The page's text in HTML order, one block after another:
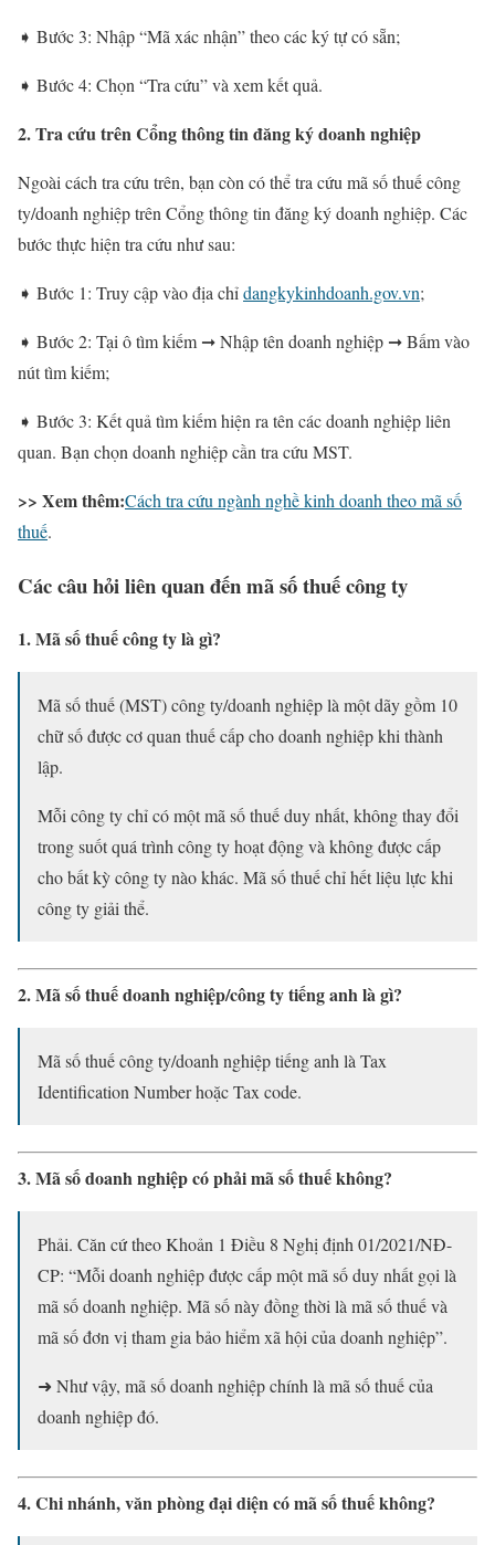
➧ Bước 3: Nhập “Mã xác nhận” theo các ký tự có sẵn;
➧ Bước 4: Chọn “Tra cứu” và xem kết quả.
2. Tra cứu trên Cổng thông tin đăng ký doanh nghiệp
Ngoài cách tra cứu trên, bạn còn có thể tra cứu mã số thuế công
ty/doanh nghiệp trên Cổng thông tin đăng ký doanh nghiệp. Các
bước thực hiện tra cứu như sau:
➧ Bước 1: Truy cập vào địa chỉdangkykinhdoanh.gov.vn;
➧ Bước 2: Tại ô tìm kiếm ➞ Nhập tên doanh nghiệp ➞ Bấm vào
nút tìm kiếm;
➧ Bước 3: Kết quả tìm kiếm hiện ra tên các doanh nghiệp liên
quan. Bạn chọn doanh nghiệp cần tra cứu MST.
>> Xem thêm:Cách tra cứu ngành nghề kinh doanh theo mã số
thuế.
Các câu hỏi liên quan đến mã số thuế công ty
1. Mã số thuế công ty là gì?
Mã số thuế (MST) công ty/doanh nghiệp là một dãy gồm 10
chữ số được cơ quan thuế cấp cho doanh nghiệp khi thành
lập.
Mỗi công ty chỉ có một mã số thuế duy nhất, không thay đổi
trong suốt quá trình công ty hoạt động và không được cấp
cho bất kỳ công ty nào khác. Mã số thuế chỉ hết liệu lực khi
công ty giải thể.
2. Mã số thuế doanh nghiệp/công ty tiếng anh là gì?
Mã số thuế công ty/doanh nghiệp tiếng anh là Tax
Identification Number hoặc Tax code.
3. Mã số doanh nghiệp có phải mã số thuế không?
Phải. Căn cứ theo Khoản 1 Điều 8 Nghị định 01/2021/NĐ-
CP: “Mỗi doanh nghiệp được cấp một mã số duy nhất gọi là
mã số doanh nghiệp. Mã số này đồng thời là mã số thuế và
mã số đơn vị tham gia bảo hiểm xã hội của doanh nghiệp”.
➜ Như vậy, mã số doanh nghiệp chính là mã số thuế của
doanh nghiệp đó.
4. Chi nhánh, văn phòng đại diện có mã số thuế không?